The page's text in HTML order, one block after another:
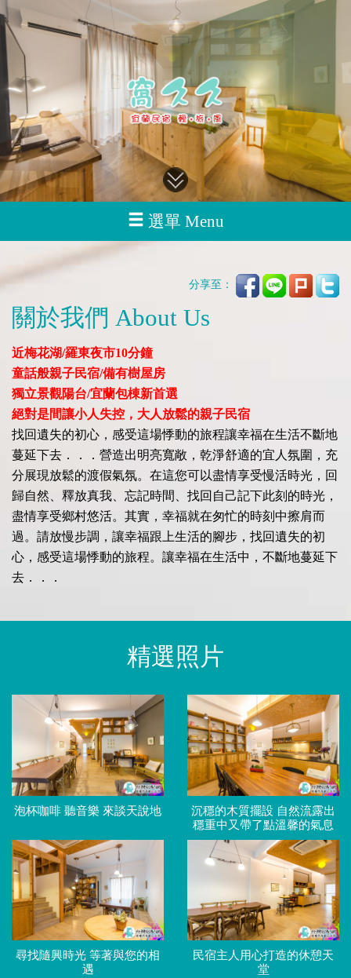
選單 Menu
分享至：
關於我們 About Us
近梅花湖/羅東夜市10分鐘
童話般親子民宿/備有樹屋房
獨立景觀陽台/宜蘭包棟新首選
絕對是間讓小人失控，大人放鬆的親子民宿
找回遺失的初心，感受這場悸動的旅程讓幸福在生活不斷地
蔓延下去．．．營造出明亮寬敞，乾淨舒適的宜人氛圍，充
分展現放鬆的渡假氣氛。在這您可以盡情享受慢活時光，回
歸自然、釋放真我、忘記時間、找回自己記下此刻的時光，
盡情享受鄉村悠活。其實，幸福就在匆忙的時刻中擦肩而
過。請放慢步調，讓幸福跟上生活的腳步，找回遺失的初
心，感受這場悸動的旅程。讓幸福在生活中，不斷地蔓延下
去．．．
精選照片
泡杯咖啡 聽音樂 來談天說地
沉穩的木質擺設 自然流露出
穩重中又帶了點溫馨的氣息
尋找隨興時光 等著與您的相
遇
民宿主人用心打造的休憩天
堂